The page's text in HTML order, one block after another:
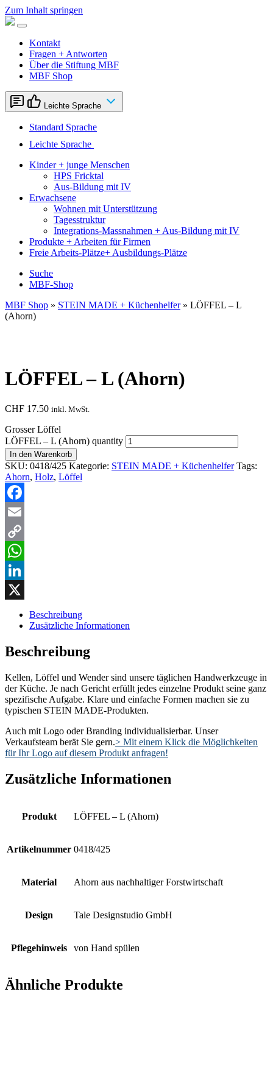
Zum Inhalt springen
Kontakt
Fragen + Antworten
Über die Stiftung MBF
MBF Shop
Leichte Sprache
Standard Sprache
Leichte Sprache
Kinder + junge Menschen
HPS Fricktal
Aus-Bildung mit IV
Erwachsene
Wohnen mit Unterstützung
Tagesstruktur
Integrations-Massnahmen + Aus-Bildung mit IV
Produkte + Arbeiten für Firmen
Freie Arbeits-Plätze+ Ausbildungs-Plätze
Suche
MBF-Shop
MBF Shop » STEIN MADE + Küchenhelfer» LÖFFEL – L
(Ahorn)
LÖFFEL – L (Ahorn)
CHF 17.50 inkl. MwSt.
Grosser Löffel
LÖFFEL – L (Ahorn) quantity
In den Warenkorb
SKU: 0418/425 Kategorie: STEIN MADE + Küchenhelfer Tags:
Ahorn, Holz, Löffel
Facebook
Email
Copy
Link
WhatsApp
LinkedIn
Beschreibung
Zusätzliche Informationen
Beschreibung
Kellen, Löffel und Wender sind unsere täglichen Handwerkzeuge in
der Küche. Je nach Gericht erfüllt jedes einzelne Produkt seine ganz
spezifische Aufgabe. Klare und einfache Formen machen sie zu
typischen STEIN MADE-Produkten.
Auch mit Logo oder Branding individualisierbar. Unser
Verkaufsteam berät Sie gern.> Mit einem Klick die Möglichkeiten
für Ihr Logo auf diesem Produkt anfragen!
Zusätzliche Informationen
Produkt LÖFFEL – L (Ahorn)
Artikelnummer 0418/425
Material Ahorn aus nachhaltiger Forstwirtschaft
Design Tale Designstudio GmbH
Pflegehinweis von Hand spülen
Ähnliche Produkte